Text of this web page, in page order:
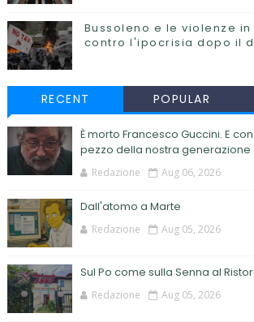
Bussoleno e le violenze in
contro l'ipocrisia dopo il
RECENT POPULAR
È morto Francesco Guccini. E
pezzo della nostra generazione
Redazione Aug 06, 2026
Dall'atomo a Marte
Redazione Aug 05, 2026
Sul Po come sulla Senna al
Redazione Aug 05, 2026